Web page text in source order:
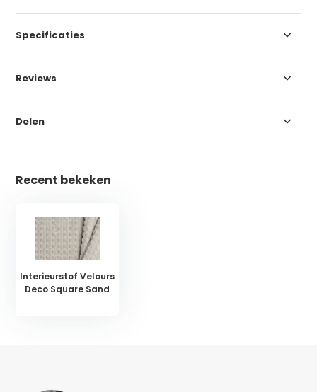
Specificaties
Reviews
Delen
Recent bekeken
Interieurstof Velours
Deco Square Sand